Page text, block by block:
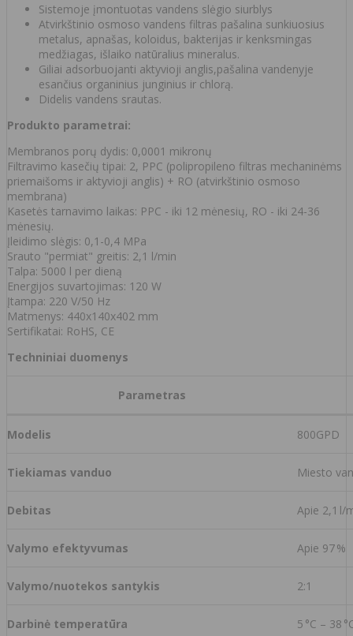
Sistemoje įmontuotas vandens slėgio siurblys
Atvirkštinio osmoso vandens filtras pašalina sunkiuosius
metalus, apnašas, koloidus, bakterijas ir kenksmingas
medžiagas, išlaiko natūralius mineralus.
Giliai adsorbuojanti aktyvioji anglis,pašalina vandenyje
esančius organinius junginius ir chlorą.
Didelis vandens srautas.
Produkto parametrai:
Membranos porų dydis: 0,0001 mikronų
Filtravimo kasečių tipai: 2, PPC (polipropileno filtras mechaninėms
priemaišoms ir aktyvioji anglis) + RO (atvirkštinio osmoso
membrana)
Kasetės tarnavimo laikas: PPC - iki 12 mėnesių, RO - iki 24-36
mėnesių.
Įleidimo slėgis: 0,1-0,4 MPa
Srauto "permiat" greitis: 2,1 l/min
Talpa: 5000 l per dieną
Energijos suvartojimas: 120 W
Įtampa: 220 V/50 Hz
Matmenys: 440x140x402 mm
Sertifikatai: RoHS, CE
Techniniai duomenys
Parametras
Modelis 800GPD
Tiekiamas vanduo Miesto
Debitas Apie 2,1 l/
Valymo efektyvumas Apie 97 %
Valymo/nuotekos santykis 2:1
Darbinė temperatūra 5 °C – 38